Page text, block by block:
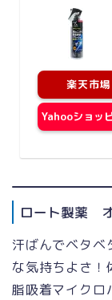
楽天市場
Yahooショッ
ロート製薬
汗ばんでベタベ
な気持ちよさ！
脂吸着マイクロ